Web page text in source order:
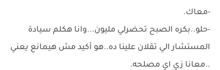
-معاك.
-حلو..بكره الصبح تحضرلي مليون...وانا هكلم سيادة
المستشار الي تقلان علينا ده..هو أكيد مش هيمانع يعني
..معانا زي اي مصلحه.